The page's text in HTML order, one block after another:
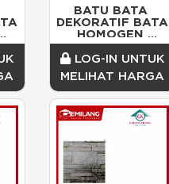
BATU BATA
DEKORATIF BATA
HOMOGEN
MULITICOLOR
MANSION/DOS
LOG-IN UNTUK
MELIHAT HARGA